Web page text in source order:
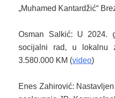
„Muhamed Kantardžić“
Osman Salkić: U 2024.
socijalni rad, u lokalnu
3.580.000 KM (video)
Enes Zahirović: